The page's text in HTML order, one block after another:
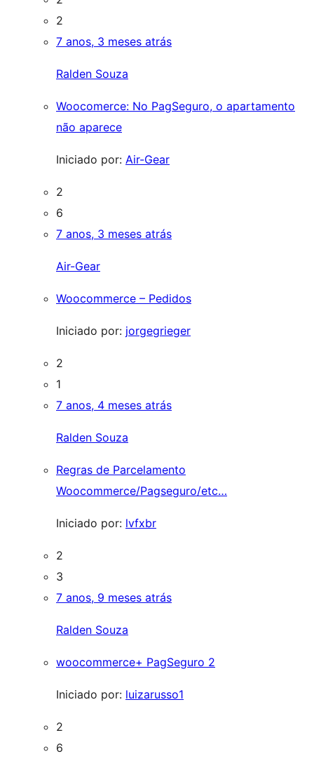
2
7 anos, 3 meses atrás
Ralden Souza
Woocomerce: No PagSeguro, o apartamento
não aparece
Iniciado por: Air-Gear
2
6
7 anos, 3 meses atrás
Air-Gear
Woocommerce – Pedidos
Iniciado por: jorgegrieger
2
1
7 anos, 4 meses atrás
Ralden Souza
Regras de Parcelamento
Woocommerce/Pagseguro/etc…
Iniciado por: lvfxbr
2
3
7 anos, 9 meses atrás
Ralden Souza
woocommerce+ PagSeguro 2
Iniciado por: luizarusso1
2
6